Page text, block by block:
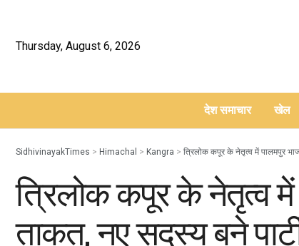
Thursday, August 6, 2026
देश समाचार खेल
SidhivinayakTimes > Himachal > Kangra > त्रिलोक कपूर के नेतृत्व में पालमपुर
त्रिलोक कपूर के नेतृत्व में
ताकत, नए सदस्य बने